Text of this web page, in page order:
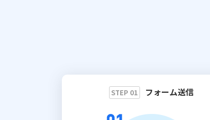
STEP 01 フォーム送信